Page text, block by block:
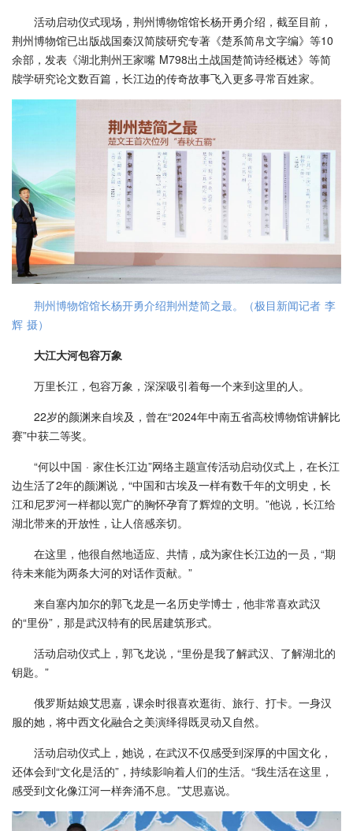
活动启动仪式现场，荆州博物馆馆长杨开勇介绍，截至目前，
荆州博物馆已出版战国秦汉简牍研究专著《楚系简帛文字编》等10
余部，发表《湖北荆州王家嘴 M798出土战国楚简诗经概述》等简
牍学研究论文数百篇，长江边的传奇故事飞入更多寻常百姓家。
荆州博物馆馆长杨开勇介绍荆州楚简之最。（极目新闻记者 李
辉 摄）
大江大河包容万象
万里长江，包容万象，深深吸引着每一个来到这里的人。
22岁的颜渊来自埃及，曾在“2024年中南五省高校博物馆讲解比
赛”中获二等奖。
“何以中国 · 家住长江边”网络主题宣传活动启动仪式上，在长江
边生活了2年的颜渊说，“中国和古埃及一样有数千年的文明史，长
江和尼罗河一样都以宽广的胸怀孕育了辉煌的文明。”他说，长江给
湖北带来的开放性，让人倍感亲切。
在这里，他很自然地适应、共情，成为家住长江边的一员，“期
待未来能为两条大河的对话作贡献。”
来自塞内加尔的郭飞龙是一名历史学博士，他非常喜欢武汉
的“里份”，那是武汉特有的民居建筑形式。
活动启动仪式上，郭飞龙说，“里份是我了解武汉、了解湖北的
钥匙。”
俄罗斯姑娘艾思嘉，课余时很喜欢逛街、旅行、打卡。一身汉
服的她，将中西文化融合之美演绎得既灵动又自然。
活动启动仪式上，她说，在武汉不仅感受到深厚的中国文化，
还体会到“文化是活的”，持续影响着人们的生活。“我生活在这里，
感受到文化像江河一样奔涌不息。”艾思嘉说。